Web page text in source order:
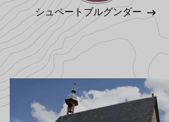
シュペートブルグンダー
ワイン文化のハイライト
もっと詳しく